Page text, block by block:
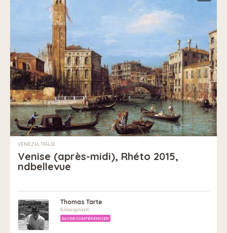
VENEZIA, ITALIE
Venise (après-midi), Rhéto 2015,
ndbellevue
Thomas Tarte
Enseignant
GUIDE CONFÉRENCIER